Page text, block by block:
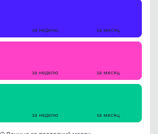
за неделю за месяц
за неделю за месяц
за неделю за месяц